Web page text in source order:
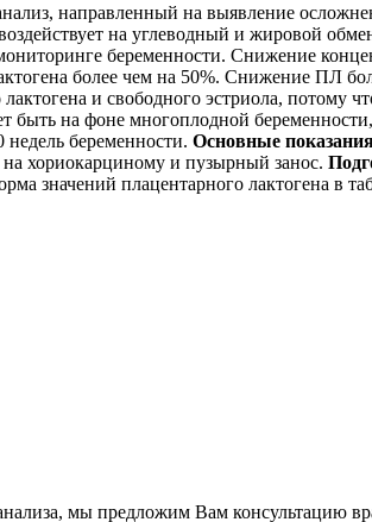
направленный на выявление
на углеводный и жировой
беременности. Снижение
более чем на 50%. Снижение ПЛ
и свободного эстриола,
быть на фоне многоплодной
беременности. Основные
хориокарциному и пузырный занос.
значений плацентарного лактогена в
мы предложим Вам консультацию